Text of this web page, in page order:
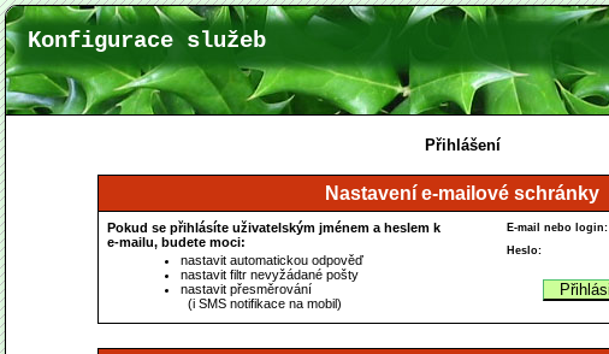
Konfigurace služeb
Přihlášení
Nastavení e-mailové schránky
Pokud se přihlásíte uživatelským jménem a heslem k
e-mailu, budete moci:
nastavit automatickou odpověď
nastavit filtr nevyžádané pošty
nastavit přesměrování
(i SMS notifikace na mobil)
E-mail nebo login:
Heslo: